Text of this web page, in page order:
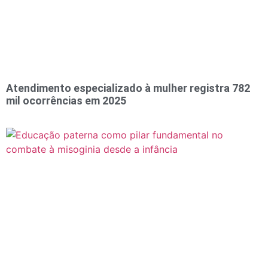
Atendimento especializado à mulher registra 782
mil ocorrências em 2025